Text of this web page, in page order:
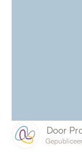
Door